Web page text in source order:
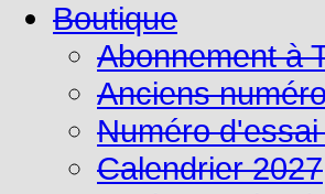
Boutique
Abonnement à
Anciens
Numéro
Calendrier 2027